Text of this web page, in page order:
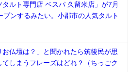
タルト専門店 ベスパ 久留米店」が7月
プンするみたい。小郡市の人気タルト
お仏壇は？」と聞かれたら筑後民が思
てしまうフレーズはどれ？（ちっごク